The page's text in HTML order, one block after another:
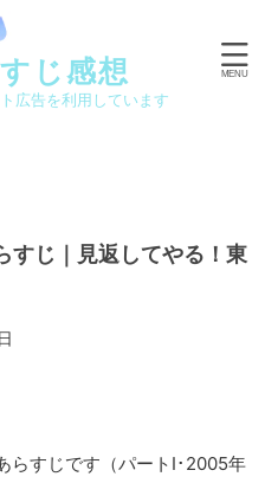
じ感想
広告を利用しています
すじ｜見返してやる！東
らすじです（パートⅠ･2005年